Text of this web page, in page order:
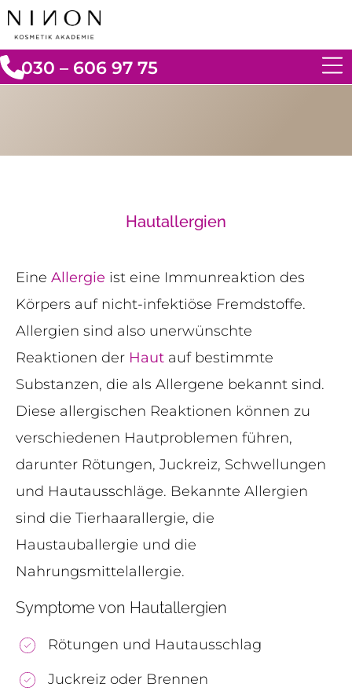
030 – 606 97 75
Hautallergien
Eine Allergie ist eine Immunreaktion des
Körpers auf nicht-infektiöse Fremdstoffe.
Allergien sind also unerwünschte
Reaktionen der Haut auf bestimmte
Substanzen, die als Allergene bekannt sind.
Diese allergischen Reaktionen können zu
verschiedenen Hautproblemen führen,
darunter Rötungen, Juckreiz, Schwellungen
und Hautausschläge. Bekannte Allergien
sind die Tierhaarallergie, die
Haustauballergie und die
Nahrungsmittelallergie.
Symptome von Hautallergien
Rötungen und Hautausschlag
Juckreiz oder Brennen